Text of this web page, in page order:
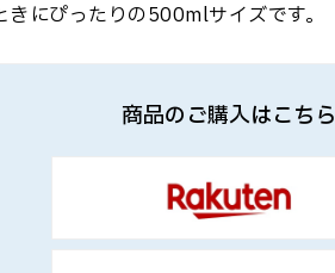
きにぴったりの500mlサイズです。
商品のご購入はこちら